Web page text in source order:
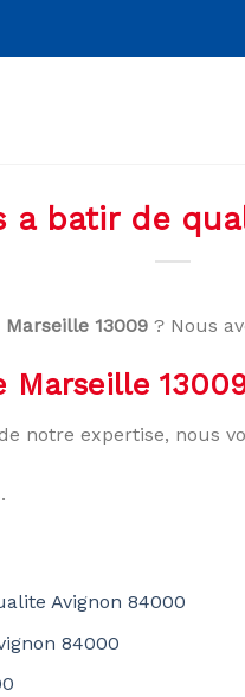
a batir de
13009 ? Nous
Marseille
notre expertise, nous
Avignon 84000
84000